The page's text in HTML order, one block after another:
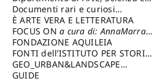
Tecnica del Costuire
Documenti rari e curiosi
dall'Archivio Segreto
È ARTE VERA E LETTERATURA
FOCUS ONa cura di: AnnaMarra
Contemporanea
FONDAZIONE AQUILEIA
FONTI dell’ISTITUTO PER STORIA
DEL RISORGIMENTO
GEO_URBAN&LANDSCAPE
PLANNING (GULP)
GUIDE